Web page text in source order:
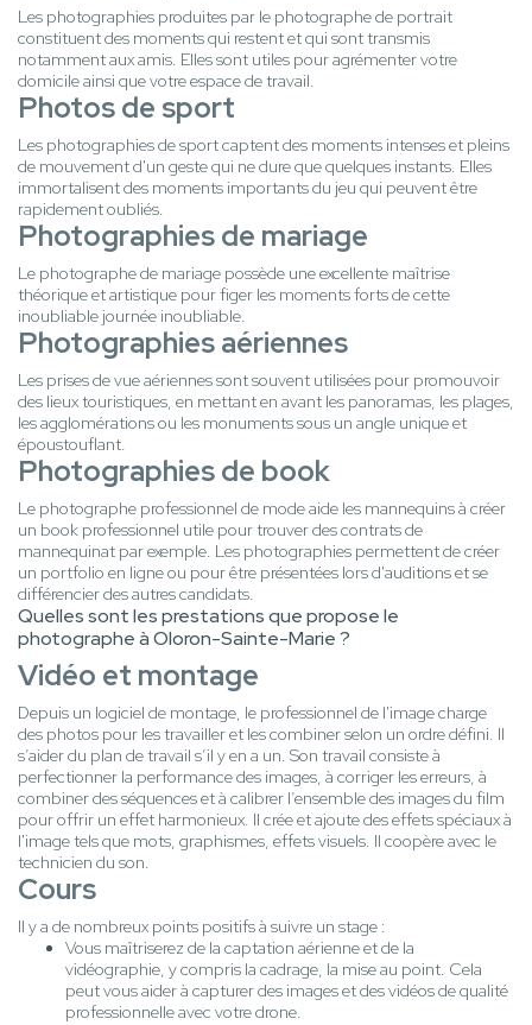
Les photographies produites par le photographe de portrait
constituent des moments qui restent et qui sont transmis
notamment aux amis. Elles sont utiles pour agrémenter votre
domicile ainsi que votre espace de travail.
Photos de sport
Les photographies de sport captent des moments intenses et pleins
de mouvement d'un geste qui ne dure que quelques instants. Elles
immortalisent des moments importants du jeu qui peuvent être
rapidement oubliés.
Photographies de mariage
Le photographe de mariage possède une excellente maîtrise
théorique et artistique pour figer les moments forts de cette
inoubliable journée inoubliable.
Photographies aériennes
Les prises de vue aériennes sont souvent utilisées pour promouvoir
des lieux touristiques, en mettant en avant les panoramas, les plages,
les agglomérations ou les monuments sous un angle unique et
époustouflant.
Photographies de book
Le photographe professionnel de mode aide les mannequins à créer
un book professionnel utile pour trouver des contrats de
mannequinat par exemple. Les photographies permettent de créer
un portfolio en ligne ou pour être présentées lors d'auditions et se
différencier des autres candidats.
Quelles sont les prestations que propose le
photographe à Oloron-Sainte-Marie ?
Vidéo et montage
Depuis un logiciel de montage, le professionnel de l'image charge
des photos pour les travailler et les combiner selon un ordre défini. Il
s’aider du plan de travail s’il y en a un. Son travail consiste à
perfectionner la performance des images, à corriger les erreurs, à
combiner des séquences et à calibrer l’ensemble des images du film
pour offrir un effet harmonieux. Il crée et ajoute des effets spéciaux à
l'image tels que mots, graphismes, effets visuels. Il coopère avec le
technicien du son.
Cours
Il y a de nombreux points positifs à suivre un stage :
Vous maîtriserez de la captation aérienne et de la
vidéographie, y compris la cadrage, la mise au point. Cela
peut vous aider à capturer des images et des vidéos de qualité
professionnelle avec votre drone.